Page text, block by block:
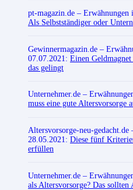
pt-magazin.de – Erwähnungen
Als Selbstständiger oder
Gewinnermagazin.de –
07.07.2021: Einen
das gelingt
Unternehmer.de –
muss eine gute Altersvorsorge
Altersvorsorge-neu-gedacht.de
28.05.2021: Diese fünf
erfüllen
Unternehmer.de –
als Altersvorsorge? Das sollten